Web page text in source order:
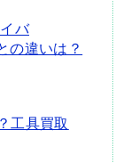
バ
の違いは？
工具買取